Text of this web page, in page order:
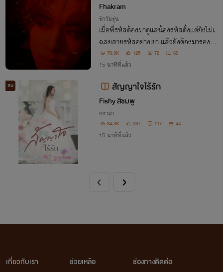
Fhakram
รักวัยรุ่น
เมื่อพี่รหัสต้องมาดูแลน้องรหัสตั้งแต่ยังไม่เ
ฉลยสายรหัสอย่างเขา แล้วยังต้องมารองรับ
อารมณ์แปรปรวนของคนเมาไม่ได้สติอย่างเ
ธออีก งานนี้เขาบอกเลยว่าเขาจะไม่ทน!!
70.3K 125 72 60
15 นาทีที่แล้ว
จบ สัญญาใจไร้รัก
Fishy สีชมพู
ดราม่า
84.3K 287 117 44
15 นาทีที่แล้ว
เกี่ยวกับเรา
ช่วยเหลือ
ช่องทางติดต่อ